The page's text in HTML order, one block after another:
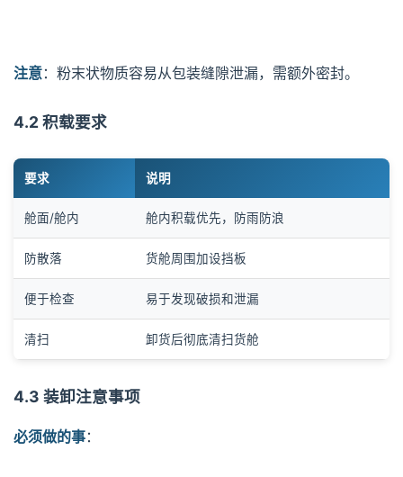
注意：粉末状物质容易从包装缝隙泄漏，需额外密封。
4.2 积载要求
要求 说明
舱面/舱内 舱内积载优先，防雨防浪
防散落 货舱周围加设挡板
便于检查 易于发现破损和泄漏
清扫 卸货后彻底清扫货舱
4.3 装卸注意事项
必须做的事：